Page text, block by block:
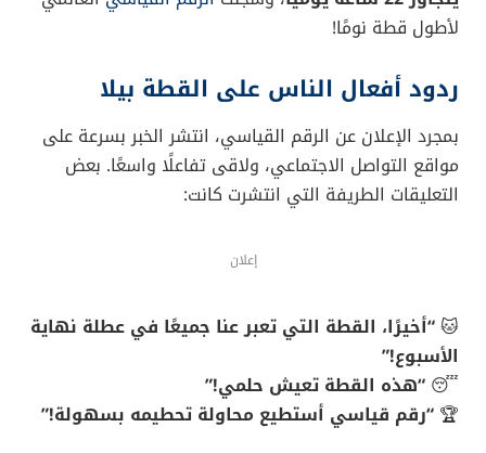
لأطول قطة نومًا!
ردود أفعال الناس على القطة بيلا
بمجرد الإعلان عن الرقم القياسي، انتشر الخبر بسرعة على
مواقع التواصل الاجتماعي، ولاقى تفاعلًا واسعًا. بعض
التعليقات الطريفة التي انتشرت كانت:
إعلان
🐱“أخيرًا، القطة التي تعبر عنا جميعًا في عطلة نهاية
الأسبوع!”
😴 “هذه القطة تعيش حلمي!”
🏆 “رقم قياسي أستطيع محاولة تحطيمه بسهولة!”